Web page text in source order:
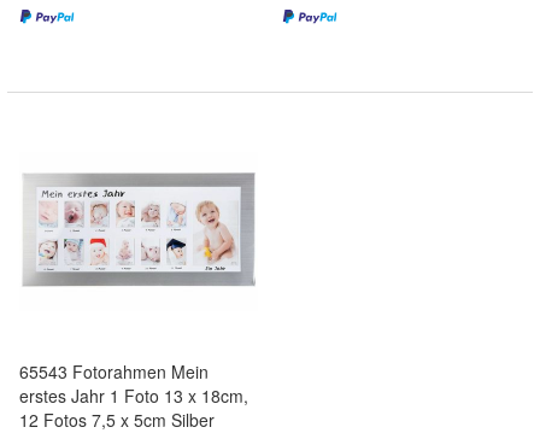
65543 Fotorahmen Mein
erstes Jahr 1 Foto 13 x 18cm,
12 Fotos 7,5 x 5cm Silber